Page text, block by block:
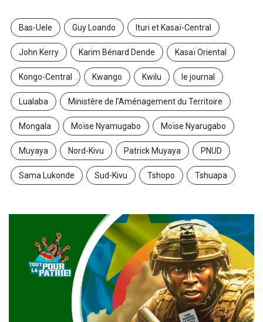
Bas-Uele Guy Loando Ituri et Kasaï-Central
John Kerry Karim Bénard Dende Kasaï Oriental
Kongo-Central Kwango Kwilu le journal
Lualaba Ministère de l’Aménagement du Territoire
Mongala Moïse Nyamugabo Moïse Nyarugabo
Muyaya Nord-Kivu Patrick Muyaya PNUD
Sama Lukonde Sud-Kivu Tshopo Tshuapa